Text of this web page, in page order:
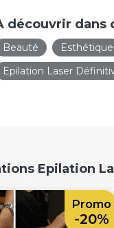
découvrir dans
Beauté Esthétique
Epilation Laser
Epilation
Promo
-20%